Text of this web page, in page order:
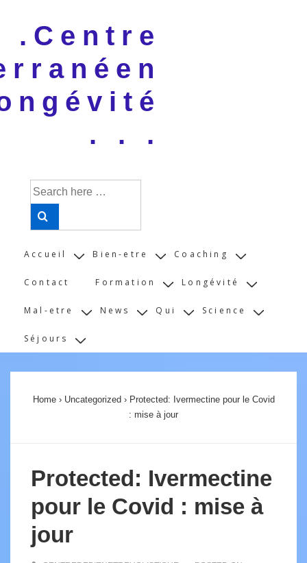
Main
.Centre
. . .
Search
for:
Main
Accueil Bien-etre Coaching
Contact Formation Longévité
Mal-etre News Qui Science
Séjours
Home › Uncategorized › Protected: Ivermectine pour le Covid
: mise à jour
Protected: Ivermectine
pour le Covid : mise à
jour